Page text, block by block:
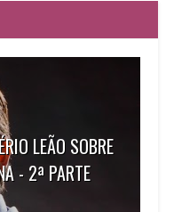
LEÃO SOBRE
- 2ª PARTE